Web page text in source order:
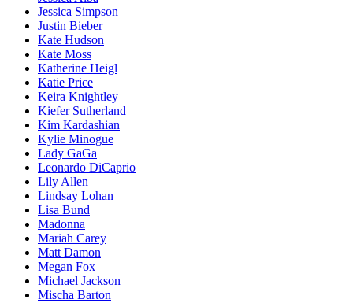
Jessica Simpson
Justin Bieber
Kate Hudson
Kate Moss
Katherine Heigl
Katie Price
Keira Knightley
Kiefer Sutherland
Kim Kardashian
Kylie Minogue
Lady GaGa
Leonardo DiCaprio
Lily Allen
Lindsay Lohan
Lisa Bund
Madonna
Mariah Carey
Matt Damon
Megan Fox
Michael Jackson
Mischa Barton